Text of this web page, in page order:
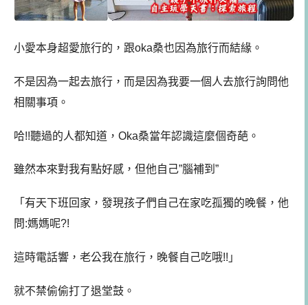
小愛本身超愛旅行的，跟oka桑也因為旅行而結緣。
不是因為一起去旅行，而是因為我要一個人去旅行詢問他
相關事項。
哈!!聽過的人都知道，Oka桑當年認識這麼個奇葩。
雖然本來對我有點好感，但他自己”腦補到”
「有天下班回家，發現孩子們自己在家吃孤獨的晚餐，他
問:媽媽呢?!
這時電話響，老公我在旅行，晚餐自己吃哦!!」
就不禁偷偷打了退堂鼓。